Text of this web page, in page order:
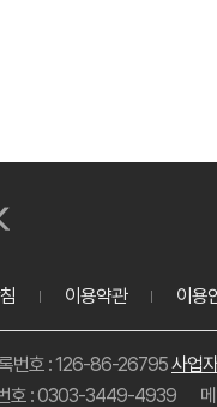
이용약관 이용
번호 : 126-86-26795사업
호 : 0303-3449-4939